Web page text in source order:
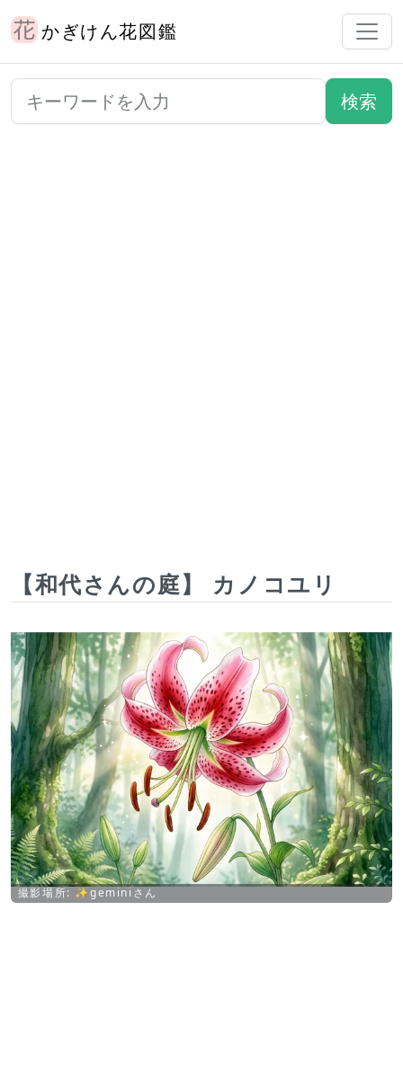
かぎけん花図鑑
【和代さんの庭】 カノコユリ
撮影場所: ✨geminiさん